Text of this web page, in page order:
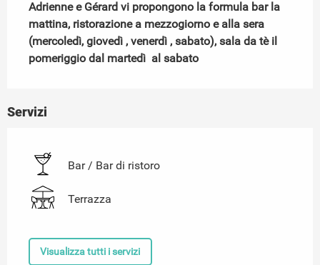
Adrienne e Gérard vi propongono la formula bar la
mattina, ristorazione a mezzogiorno e alla sera
(mercoledì, giovedì , venerdì , sabato), sala da tè il
pomeriggio dal martedì  al sabato
Servizi
Bar / Bar di ristoro
Terrazza
Visualizza tutti i servizi